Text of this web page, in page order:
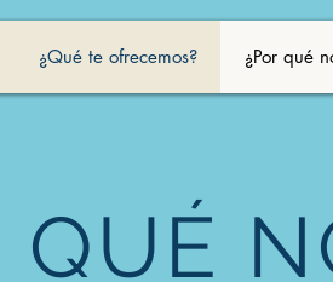
¿Qué te ofrecemos? ¿Por qué
QUÉ